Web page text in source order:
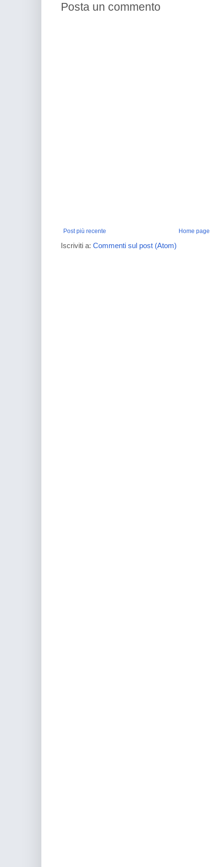
Posta un commento
Post più recente Home page
Iscriviti a: Commenti sul post (Atom)